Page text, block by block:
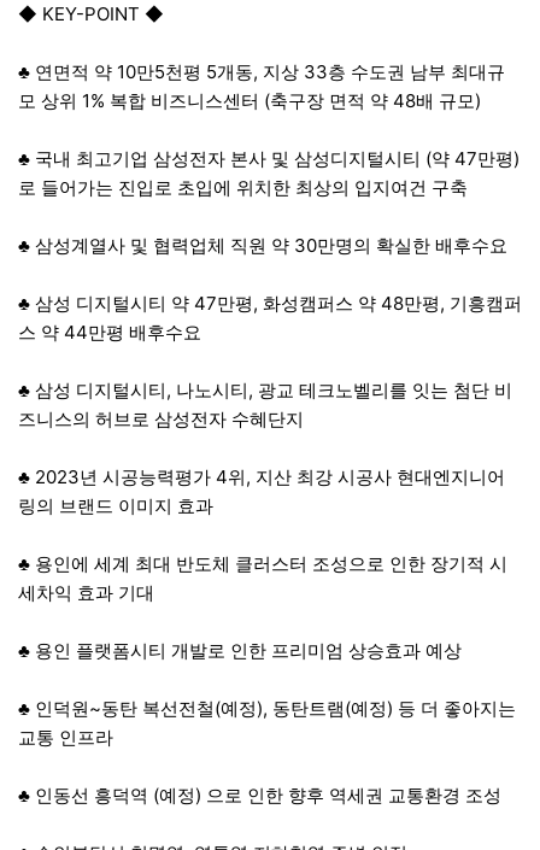
◆ KEY-POINT ◆
♣ 연면적 약 10만5천평 5개동, 지상 33층 수도권 남부 최대규
모 상위 1% 복합 비즈니스센터 (축구장 면적 약 48배 규모)
♣ 국내 최고기업 삼성전자 본사 및 삼성디지털시티 (약 47만평)
로 들어가는 진입로 초입에 위치한 최상의 입지여건 구축
♣ 삼성계열사 및 협력업체 직원 약 30만명의 확실한 배후수요
♣ 삼성 디지털시티 약 47만평, 화성캠퍼스 약 48만평, 기흥캠퍼
스 약 44만평 배후수요
♣ 삼성 디지털시티, 나노시티, 광교 테크노벨리를 잇는 첨단 비
즈니스의 허브로 삼성전자 수혜단지
♣ 2023년 시공능력평가 4위, 지산 최강 시공사 현대엔지니어
링의 브랜드 이미지 효과
♣ 용인에 세계 최대 반도체 클러스터 조성으로 인한 장기적 시
세차익 효과 기대
♣ 용인 플랫폼시티 개발로 인한 프리미엄 상승효과 예상
♣ 인덕원~동탄 복선전철(예정), 동탄트램(예정) 등 더 좋아지는
교통 인프라
♣ 인동선 흥덕역 (예정) 으로 인한 향후 역세권 교통환경 조성